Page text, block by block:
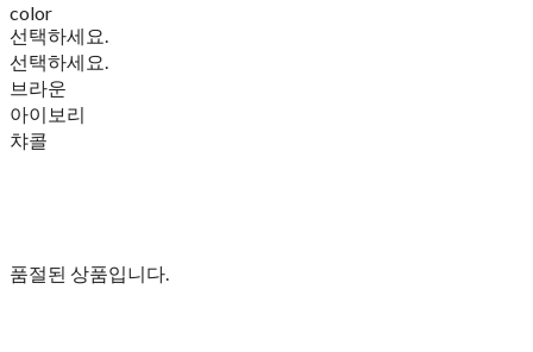
color
선택하세요.
선택하세요.
브라운
아이보리
챠콜
품절된 상품입니다.